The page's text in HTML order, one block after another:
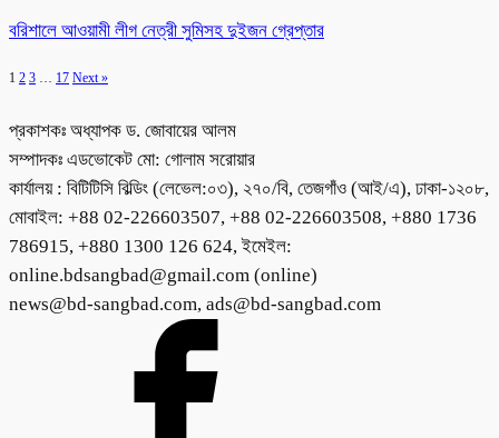
বরিশালে আওয়ামী লীগ নেত্রী সুমিসহ দুইজন গ্রেপ্তার
1 2 3 17 Next »
প্রকাশকঃ অধ্যাপক ড. জোবায়ের আলম
সম্পাদকঃ এডভোকেট মো: গোলাম সরোয়ার
কার্যালয় : বিটিটিসি বিল্ডিং (লেভেল:০৩), ২৭০/বি, তেজগাঁও (আই/এ), ঢাকা-১২০৮,
মোবাইল: +88 02-226603507, +88 02-226603508, +880 1736
786915, +880 1300 126 624, ইমেইল:
online.bdsangbad@gmail.com (online)
news@bd-sangbad.com, ads@bd-sangbad.com